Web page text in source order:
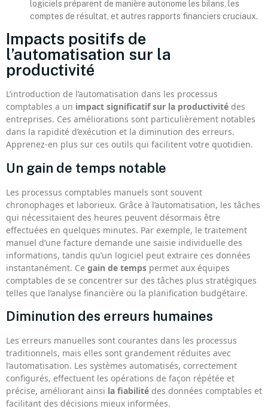
logiciels préparent de manière autonome les bilans, les
comptes de résultat, et autres rapports financiers cruciaux.
Impacts positifs de
l’automatisation sur la
productivité
L’introduction de l’automatisation dans les processus
comptables a un impact significatif sur la productivité des
entreprises. Ces améliorations sont particulièrement notables
dans la rapidité d’exécution et la diminution des erreurs.
Apprenez-en plus sur ces outils qui facilitent votre quotidien.
Un gain de temps notable
Les processus comptables manuels sont souvent
chronophages et laborieux. Grâce à l’automatisation, les tâches
qui nécessitaient des heures peuvent désormais être
effectuées en quelques minutes. Par exemple, le traitement
manuel d’une facture demande une saisie individuelle des
informations, tandis qu’un logiciel peut extraire ces données
instantanément. Ce gain de temps permet aux équipes
comptables de se concentrer sur des tâches plus stratégiques
telles que l’analyse financière ou la planification budgétaire.
Diminution des erreurs humaines
Les erreurs manuelles sont courantes dans les processus
traditionnels, mais elles sont grandement réduites avec
l’automatisation. Les systèmes automatisés, correctement
configurés, effectuent les opérations de façon répétée et
précise, améliorant ainsi la fiabilité des données comptables et
facilitant des décisions mieux informées.